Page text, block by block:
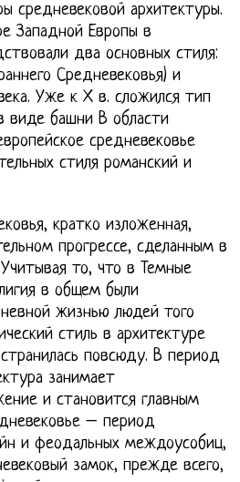
средневековой архитектуры.
Западной Европы в
два основных стиля:
Средневековья) и
Уже к Х в. сложился тип
виде башни В области
средневековье
стиля романский и
кратко изложенная,
прогрессе, сделанным в
то, что в Темные
в общем были
жизнью людей того
стиль в архитектуре
повсюду. В период
занимает
и становится главным
– период
и феодальных междоусобиц,
замок, прежде всего,